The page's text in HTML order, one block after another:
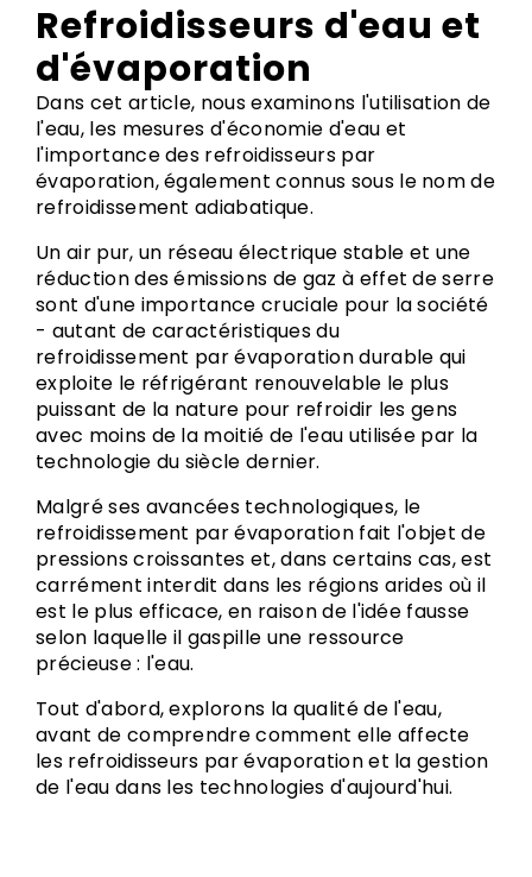
Refroidisseurs d'eau et
d'évaporation
Dans cet article, nous examinons l'utilisation de
l'eau, les mesures d'économie d'eau et
l'importance des refroidisseurs par
évaporation, également connus sous le nom de
refroidissement adiabatique.
Un air pur, un réseau électrique stable et une
réduction des émissions de gaz à effet de serre
sont d'une importance cruciale pour la société
- autant de caractéristiques du
refroidissement par évaporation durable qui
exploite le réfrigérant renouvelable le plus
puissant de la nature pour refroidir les gens
avec moins de la moitié de l'eau utilisée par la
technologie du siècle dernier.
Malgré ses avancées technologiques, le
refroidissement par évaporation fait l'objet de
pressions croissantes et, dans certains cas, est
carrément interdit dans les régions arides où il
est le plus efficace, en raison de l'idée fausse
selon laquelle il gaspille une ressource
précieuse : l'eau.
Tout d'abord, explorons la qualité de l'eau,
avant de comprendre comment elle affecte
les refroidisseurs par évaporation et la gestion
de l'eau dans les technologies d'aujourd'hui.